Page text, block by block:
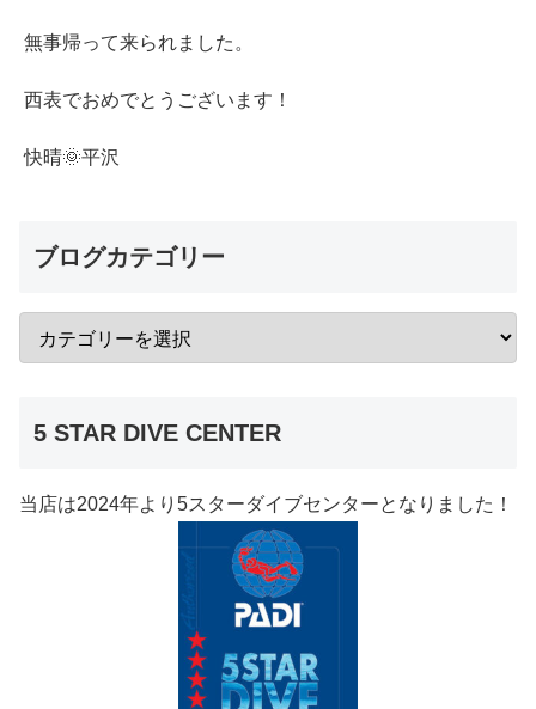
無事帰って来られました。
西表でおめでとうございます！
快晴🌞平沢
ブログカテゴリー
5 STAR DIVE CENTER
当店は2024年より5スターダイブセンターとなりました！